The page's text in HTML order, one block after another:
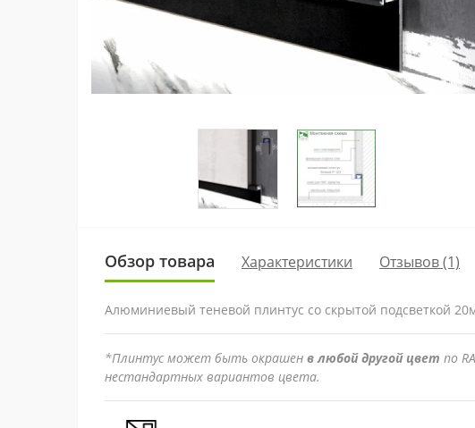
Обзор товара Характеристики Отзывов (1)
Алюминиевый теневой плинтус со скрытой подсветкой
*Плинтус может быть окрашен в любой другой цвет по
нестандартных вариантов цвета.